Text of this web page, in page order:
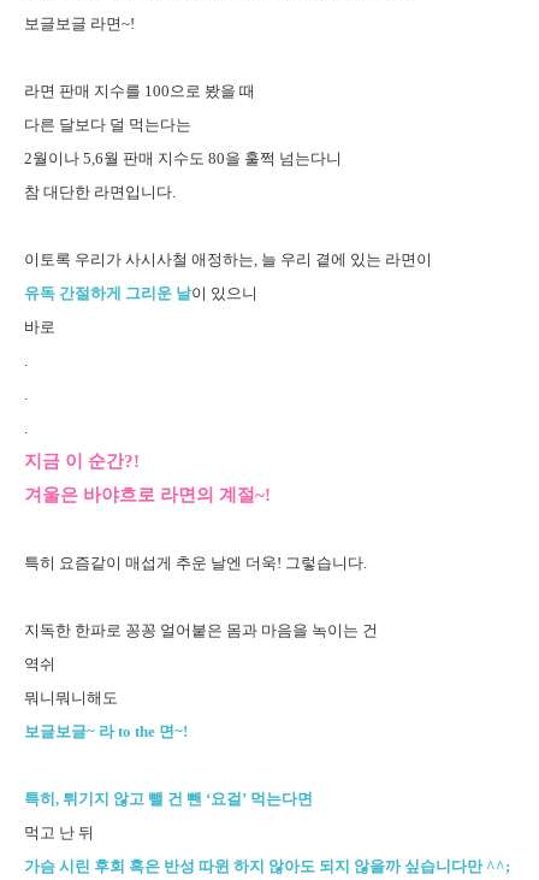
보글보글 라면~!
라면 판매 지수를 100으로 봤을 때
다른 달보다 덜 먹는다는
2월이나 5,6월 판매 지수도 80을 훌쩍 넘는다니
참 대단한 라면입니다.
이토록 우리가 사시사철 애정하는, 늘 우리 곁에 있는 라면이
유독 간절하게 그리운 날이 있으니
바로
지금 이 순간?!
겨울은 바야흐로 라면의 계절~!
특히 요즘같이 매섭게 추운 날엔 더욱! 그렇습니다.
지독한 한파로 꽁꽁 얼어붙은 몸과 마음을 녹이는 건
역쉬
뭐니뭐니해도
보글보글~ 라 to the 면~!
특히, 튀기지 않고 뺄 건 뺀 ‘요걸’ 먹는다면
먹고 난 뒤
가슴 시린 후회 혹은 반성 따윈 하지 않아도 되지 않을까 싶습니다만 ^^;